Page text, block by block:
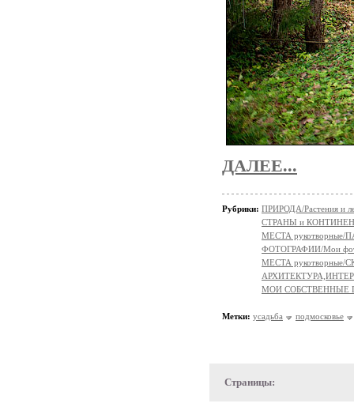
ДАЛЕЕ...
Рубрики: ПРИРОДА/Растения и
СТРАНЫ и
МЕСТА рукотворные/
ФОТОГРАФИИ/Мои
МЕСТА
МОИ СОБСТВЕННЫЕ
Метки: усадьба подмосковье
Страницы: